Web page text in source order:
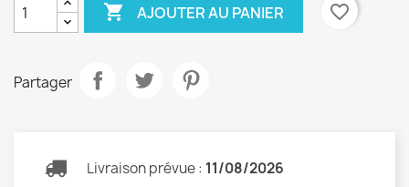
 AJOUTER AU PANIER favorite_border
Partager
Livraison prévue : 11/08/2026